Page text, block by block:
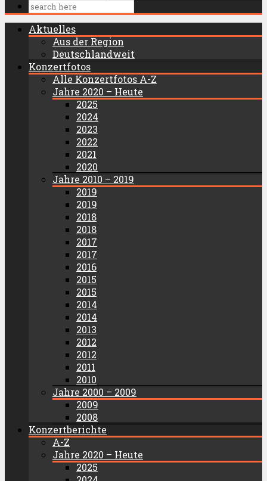
Aktuelles
Aus der Region
Deutschlandweit
Konzertfotos
Alle Konzertfotos A-Z
Jahre 2020 – Heute
2025
2024
2023
2022
2021
2020
Jahre 2010 – 2019
2019
2019
2018
2018
2017
2017
2016
2015
2015
2014
2014
2013
2012
2012
2011
2010
Jahre 2000 – 2009
2009
2008
Konzertberichte
A-Z
Jahre 2020 – Heute
2025